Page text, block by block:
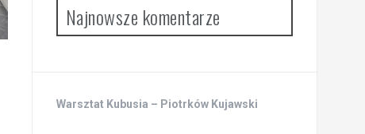
Najnowsze komentarze
Warsztat Kubusia – Piotrków Kujawski